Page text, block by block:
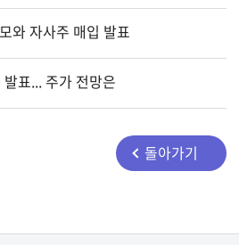
와 자사주 매입 발표
표... 주가 전망은
돌아가기